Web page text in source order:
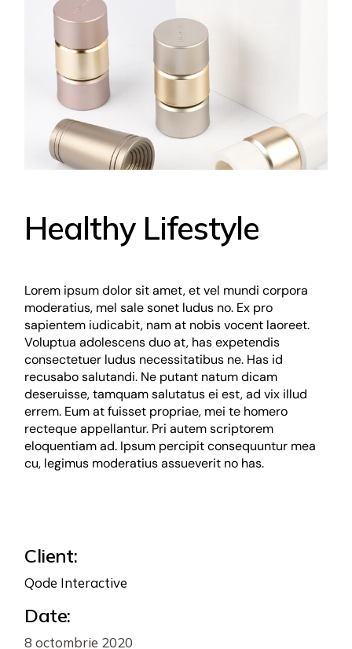
Healthy Lifestyle
Lorem ipsum dolor sit amet, et vel mundi corpora
moderatius, mel sale sonet ludus no. Ex pro
sapientem iudicabit, nam at nobis vocent laoreet.
Voluptua adolescens duo at, has expetendis
consectetuer ludus necessitatibus ne. Has id
recusabo salutandi. Ne putant natum dicam
deseruisse, tamquam salutatus ei est, ad vix illud
errem. Eum at fuisset propriae, mei te homero
recteque appellantur. Pri autem scriptorem
eloquentiam ad. Ipsum percipit consequuntur mea
cu, legimus moderatius assueverit no has.
Client:
Qode Interactive
Date:
8 octombrie 2020